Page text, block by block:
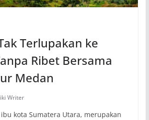
Terlupakan ke
Ribet Bersama
Medan
Writer
kota Sumatera Utara, merupakan